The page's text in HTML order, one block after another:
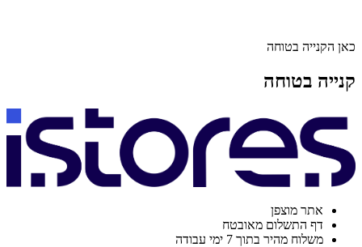
כאן הקנייה בטוחה
קנייה בטוחה
אתר מוצפן
דף התשלום מאובטח
משלוח מהיר בתוך 7 ימי עבודה